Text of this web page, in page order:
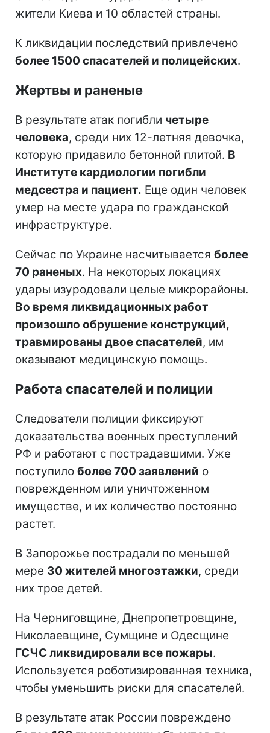
жители Киева и 10 областей страны.
К ликвидации последствий привлечено
более 1500 спасателей и полицейских.
Жертвы и раненые
В результате атак погибли четыре
человека, среди них 12-летняя девочка,
которую придавило бетонной плитой. В
Институте кардиологии погибли
медсестра и пациент. Еще один человек
умер на месте удара по гражданской
инфраструктуре.
Сейчас по Украине насчитывается более
70 раненых. На некоторых локациях
удары изуродовали целые микрорайоны.
Во время ликвидационных работ
произошло обрушение конструкций,
травмированы двое спасателей, им
оказывают медицинскую помощь.
Работа спасателей и полиции
Следователи полиции фиксируют
доказательства военных преступлений
РФ и работают с пострадавшими. Уже
поступило более 700 заявлений о
поврежденном или уничтоженном
имуществе, и их количество постоянно
растет.
В Запорожье пострадали по меньшей
мере 30 жителей многоэтажки, среди
них трое детей.
На Черниговщине, Днепропетровщине,
Николаевщине, Сумщине и Одесщине
ГСЧС ликвидировали все пожары.
Используется роботизированная техника,
чтобы уменьшить риски для спасателей.
В результате атак России повреждено